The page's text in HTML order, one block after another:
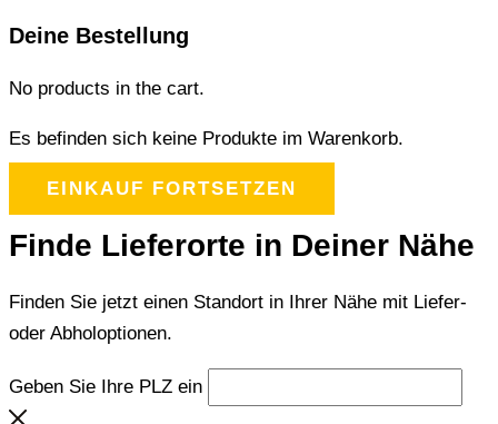
Deine Bestellung
No products in the cart.
Es befinden sich keine Produkte im Warenkorb.
EINKAUF FORTSETZEN
Finde Lieferorte in Deiner Nähe
Finden Sie jetzt einen Standort in Ihrer Nähe mit Liefer-
oder Abholoptionen.
Geben Sie Ihre PLZ ein